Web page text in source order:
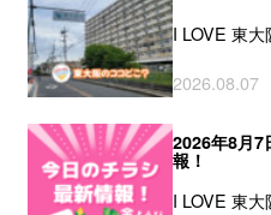
I LOVE 東大
2026.08.07
2026年8月7
報！
I LOVE 東